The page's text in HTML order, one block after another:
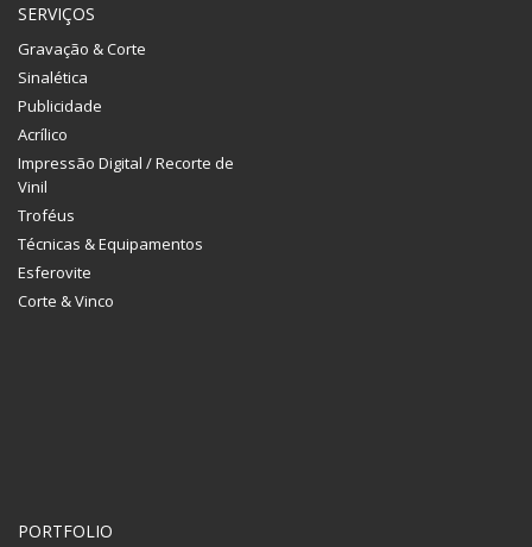
SERVIÇOS
Gravação & Corte
Sinalética
Publicidade
Acrílico
Impressão Digital / Recorte de
Vinil
Troféus
Técnicas & Equipamentos
Esferovite
Corte & Vinco
PORTFOLIO